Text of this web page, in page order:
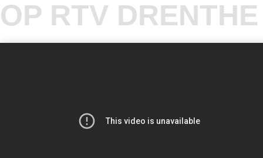
OP RTV DRENTHE